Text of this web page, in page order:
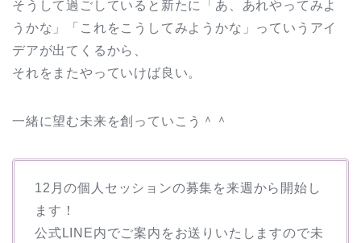
そうして過ごしていると新たに「あ、あれやってみよ
うかな」「これをこうしてみようかな」っていうアイ
デアが出てくるから、
それをまたやっていけば良い。
一緒に望む未来を創っていこう＾＾
12月の個人セッションの募集を来週から開始し
ます！
公式LINE内でご案内をお送りいたしますので未